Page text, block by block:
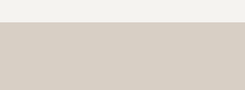
light box. Full transparent dispenser, you can